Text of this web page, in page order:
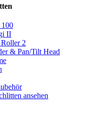
II
2
& Pan/Tilt Head
ansehen